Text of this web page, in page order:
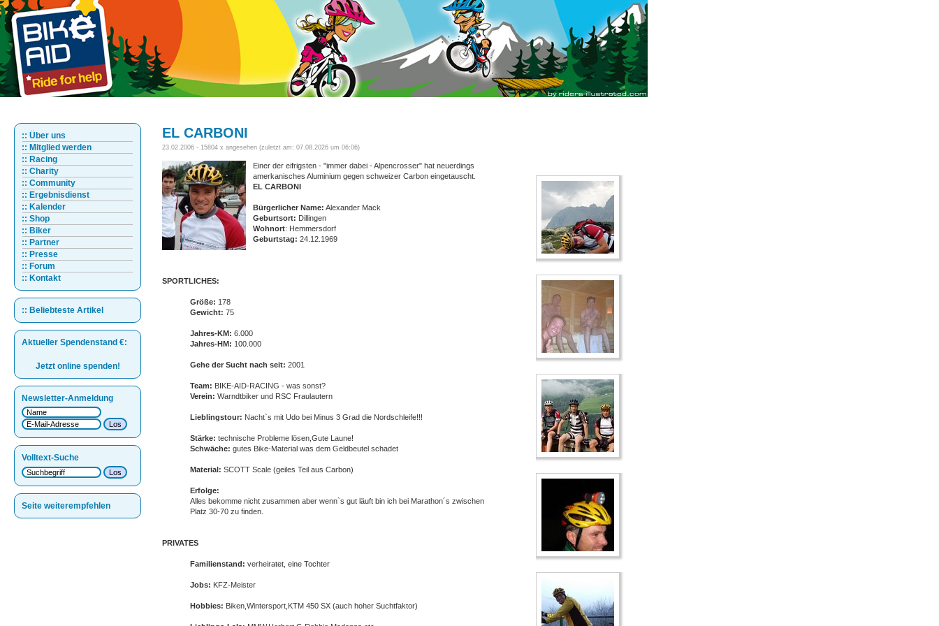
:: Über uns
:: Mitglied werden
:: Racing
:: Charity
:: Community
:: Ergebnisdienst
:: Kalender
:: Shop
:: Biker
:: Partner
:: Presse
:: Forum
:: Kontakt
:: Beliebteste Artikel
Aktueller Spendenstand €:
Jetzt online spenden!
Newsletter-Anmeldung
Volltext-Suche
Seite weiterempfehlen
EL CARBONI
23.02.2006 - 15804 x angesehen (zuletzt am: 07.08.2026 um 06:06)
Einer der eifrigsten - "immer dabei - Alpencrosser" hat neuerdings
amerkanisches Aluminium gegen schweizer Carbon eingetauscht.
EL CARBONI
Bürgerlicher Name: Alexander Mack
Geburtsort: Dillingen
Wohnort: Hemmersdorf
Geburtstag: 24.12.1969
SPORTLICHES:
Größe: 178
Gewicht: 75
Jahres-KM: 6.000
Jahres-HM: 100.000
Gehe der Sucht nach seit: 2001
Team: BIKE-AID-RACING - was sonst?
Verein: Warndtbiker und RSC Fraulautern
Lieblingstour: Nacht`s mit Udo bei Minus 3 Grad die Nordschleife!!!
Stärke: technische Probleme lösen,Gute Laune!
Schwäche: gutes Bike-Material was dem Geldbeutel schadet
Material: SCOTT Scale (geiles Teil aus Carbon)
Erfolge:
Alles bekomme nicht zusammen aber wenn`s gut läuft bin ich bei Marathon´s zwischen
Platz 30-70 zu finden.
PRIVATES
Familienstand: verheiratet, eine Tochter
Jobs: KFZ-Meister
Hobbies: Biken,Wintersport,KTM 450 SX (auch hoher Suchtfaktor)